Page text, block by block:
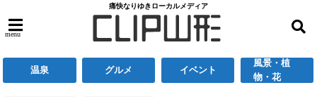
痛快なりゆきローカルメディア
menu
温泉 グルメ イベント
風景・植
物・花